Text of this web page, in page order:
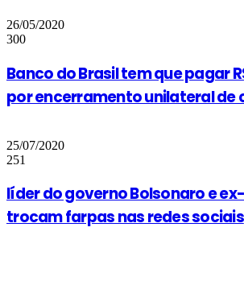
26/05/2020
300
Banco do Brasil tem que pagar
por encerramento unilateral de
25/07/2020
251
líder do governo Bolsonaro e
trocam farpas nas redes sociais